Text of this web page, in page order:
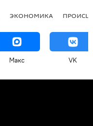
ЭКОНОМИКА
Макс VK